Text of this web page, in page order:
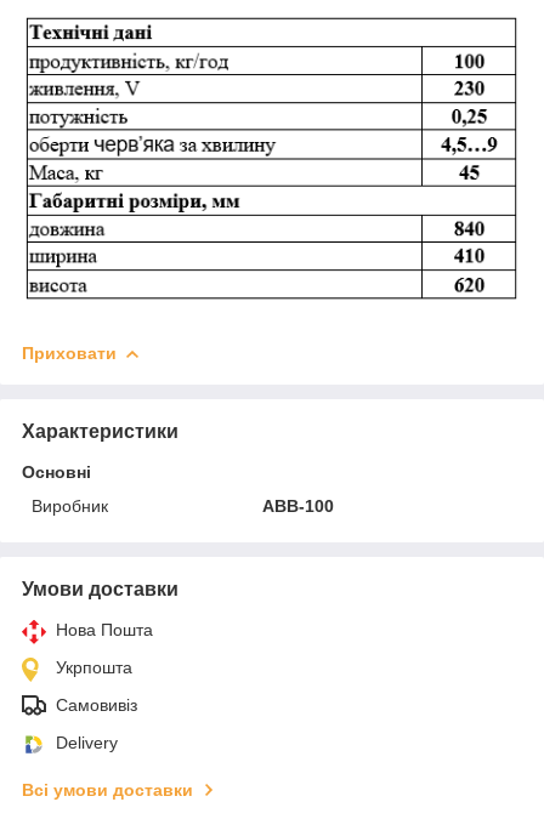
Приховати
Характеристики
Основні
Виробник
АВВ-100
Умови доставки
Нова Пошта
Укрпошта
Самовивіз
Delivery
Всі умови доставки